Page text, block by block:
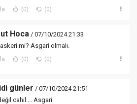
(0) (0)
Hoca / 07/10/2024 21:33
mi? Asgari olmalı.
(0) (0)
günler / 07/10/2024 21:51
cahil.... Asgari